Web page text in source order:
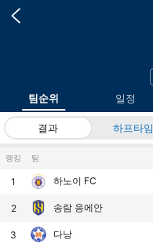
팀순위 일정
결과 하프타임
랭킹 팀
1 하노이 FC
2 송람 응에안
3 다낭